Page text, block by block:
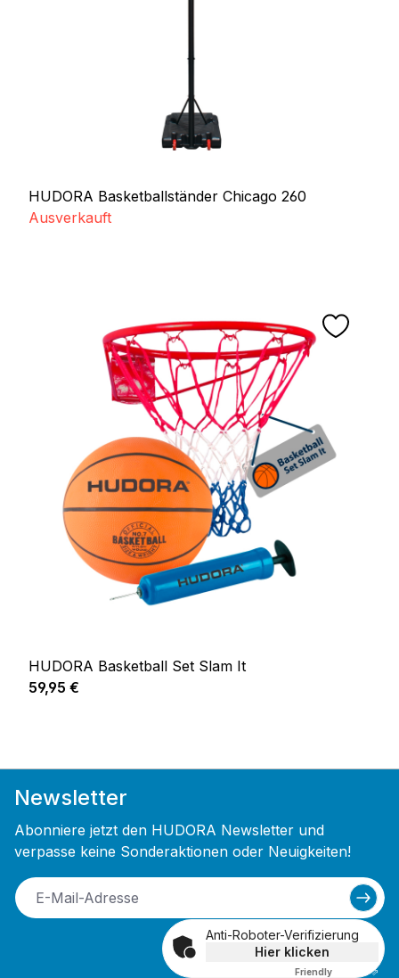
HUDORA Basketballständer Chicago 260
Ausverkauft
HUDORA Basketball Set Slam It
Regulärer Preis:
59,95 €
Newsletter
Abonniere jetzt den HUDORA Newsletter und
verpasse keine Sonderaktionen oder Neuigkeiten!
Anti-Roboter-Verifizierung
Hier klicken
Friendly Captcha ⇗